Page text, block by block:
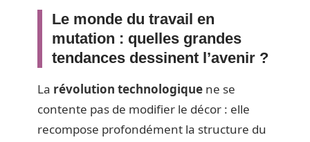
Le monde du travail en
mutation : quelles grandes
tendances dessinent l’avenir ?
La révolution technologique ne se
contente pas de modifier le décor : elle
recompose profondément la structure du